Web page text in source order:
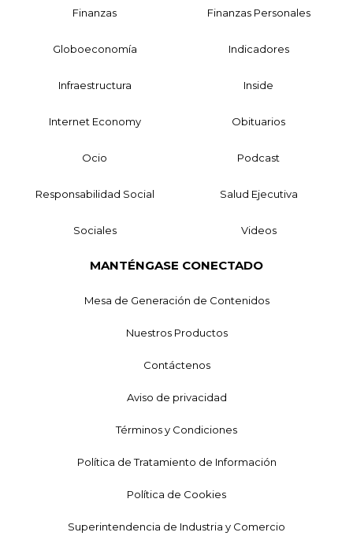
Finanzas Finanzas Personales
Globoeconomía Indicadores
Infraestructura Inside
Internet Economy Obituarios
Ocio Podcast
Responsabilidad Social Salud Ejecutiva
Sociales Videos
MANTÉNGASE CONECTADO
Mesa de Generación de Contenidos
Nuestros Productos
Contáctenos
Aviso de privacidad
Términos y Condiciones
Política de Tratamiento de Información
Política de Cookies
Superintendencia de Industria y Comercio